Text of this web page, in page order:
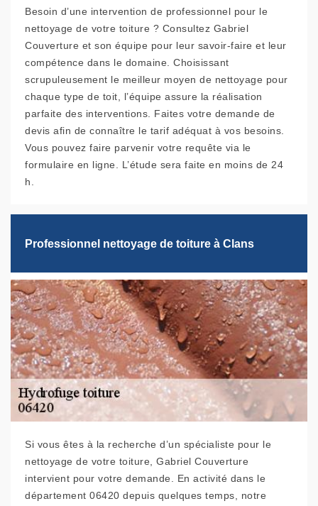
Besoin d’une intervention de professionnel pour le
nettoyage de votre toiture ? Consultez Gabriel
Couverture et son équipe pour leur savoir-faire et leur
compétence dans le domaine. Choisissant
scrupuleusement le meilleur moyen de nettoyage pour
chaque type de toit, l’équipe assure la réalisation
parfaite des interventions. Faites votre demande de
devis afin de connaître le tarif adéquat à vos besoins.
Vous pouvez faire parvenir votre requête via le
formulaire en ligne. L’étude sera faite en moins de 24
h.
Professionnel nettoyage de toiture à Clans
Si vous êtes à la recherche d’un spécialiste pour le
nettoyage de votre toiture, Gabriel Couverture
intervient pour votre demande. En activité dans le
département 06420 depuis quelques temps, notre